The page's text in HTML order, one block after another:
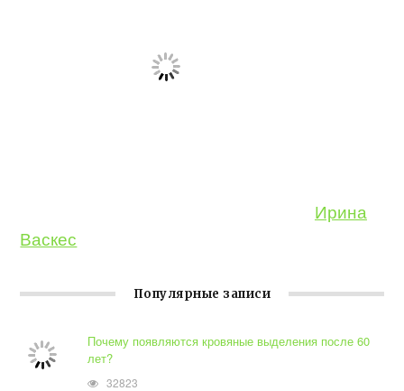
Ирина
Васкес
Популярные записи
Почему появляются кровяные выделения после 60
лет?
32823